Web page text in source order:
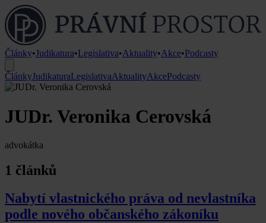
Články•Judikatura•Legislativa•Aktuality•Akce•Podcasty
ČlánkyJudikaturaLegislativaAktualityAkcePodcasty
JUDr. Veronika Cerovská
advokátka
1 článků
Nabytí vlastnického práva od nevlastníka
podle nového občanského zákoníku